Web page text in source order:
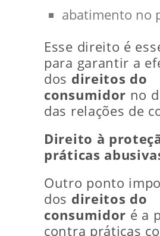
abatimento no
Esse direito é
para garantir a
dos direitos do
consumidor no
das relações de
Direito à
práticas
Outro ponto
dos direitos do
consumidor é a
contra práticas